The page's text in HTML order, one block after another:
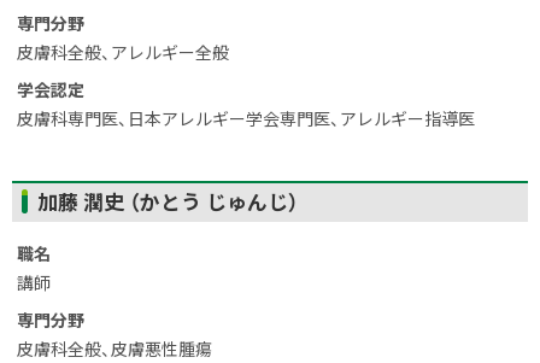
戻
る
専門分野
皮膚科全般、アレルギー全般
学会認定
皮膚科専門医、日本アレルギー学会専門医、アレルギー指導医
ト
ッ
プ
に
戻
る
加藤 潤史 （かとう じゅんじ）
職名
講師
専門分野
皮膚科全般、皮膚悪性腫瘍